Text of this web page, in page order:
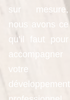
sur mesure,
nous avons ce
qu’il faut pour
accompagner
votre
développement